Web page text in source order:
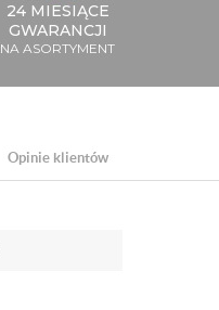
24 MIESIĄCE
GWARANCJI
NA ASORTYMENT
Opinie klientów